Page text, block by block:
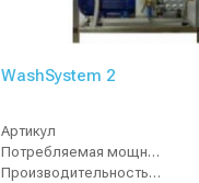
WashSystem 2
Артикул
Потребляемая мощность (кВт)
Производительность (л/ч)